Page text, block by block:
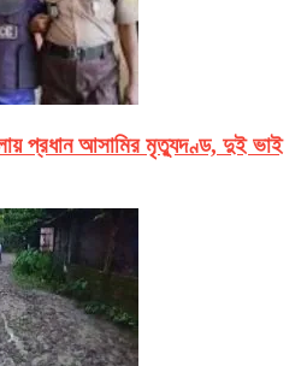
প্রধান আসামির মৃত্যুদণ্ড, দুই ভাই